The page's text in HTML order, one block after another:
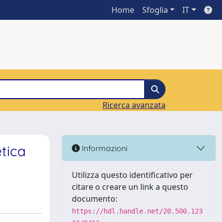
Home Sfoglia IT
Ricerca avanzata
Informazioni
Utilizza questo identificativo per
citare o creare un link a questo
documento:
https://hdl.handle.net/20.500.123